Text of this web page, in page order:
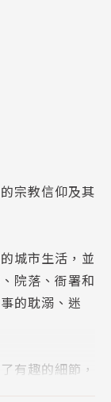
宗教信仰及其
城市生活，並
院落、衙署和
的耽溺、迷
有趣的細節，